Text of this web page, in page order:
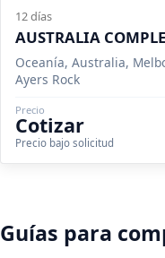
12 días
AUSTRALIA
Oceanía, Australia,
Ayers Rock
Precio
Cotizar
Precio bajo solicitud
Guías para